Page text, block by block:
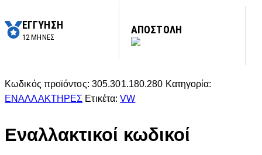
ΕΓΓΥΗΣΗ
12 ΜΗΝΕΣ
ΑΠΟΣΤΟΛΗ
Κωδικός προϊόντος: 305.301.180.280 Κατηγορία:
ΕΝΑΛΛΑΚΤΗΡΕΣ Ετικέτα:VW
Εναλλακτικοί κωδικοί